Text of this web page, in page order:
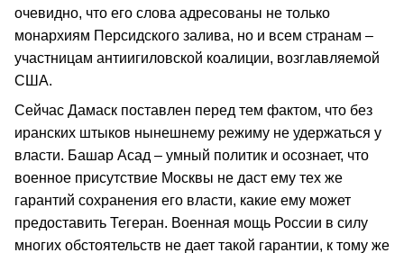
очевидно, что его слова адресованы не только
монархиям Персидского залива, но и всем странам –
участницам антиигиловской коалиции, возглавляемой
США.
Сейчас Дамаск поставлен перед тем фактом, что без
иранских штыков нынешнему режиму не удержаться у
власти. Башар Асад – умный политик и осознает, что
военное присутствие Москвы не даст ему тех же
гарантий сохранения его власти, какие ему может
предоставить Тегеран. Военная мощь России в силу
многих обстоятельств не дает такой гарантии, к тому же